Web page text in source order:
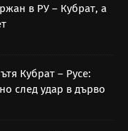
в РУ – Кубрат, а
Кубрат – Русе:
след удар в дърво